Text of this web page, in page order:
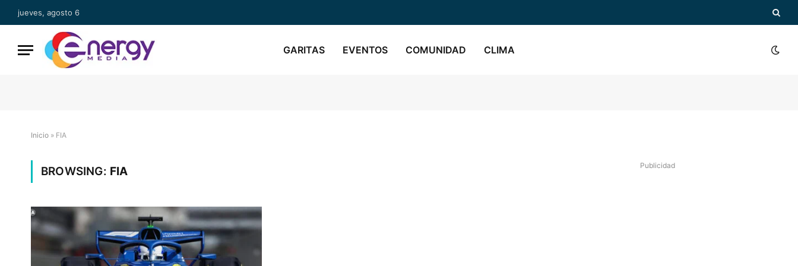
jueves, agosto 6
GARITAS EVENTOS COMUNIDAD CLIMA
Inicio » FIA
BROWSING: FIA Publicidad